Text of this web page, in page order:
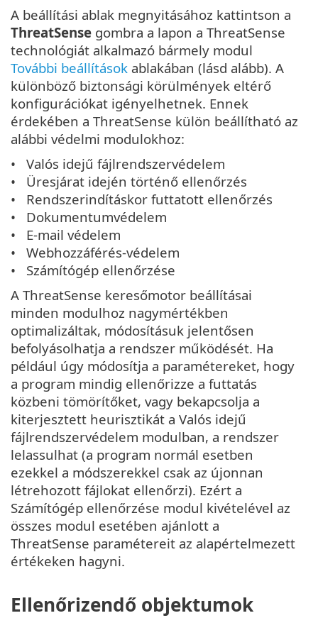
A beállítási ablak megnyitásához kattintson a
ThreatSense gombra a lapon a ThreatSense
technológiát alkalmazó bármely modul
További beállítások ablakában (lásd alább). A
különböző biztonsági körülmények eltérő
konfigurációkat igényelhetnek. Ennek
érdekében a ThreatSense külön beállítható az
alábbi védelmi modulokhoz:
Valós idejű fájlrendszervédelem
Üresjárat idején történő ellenőrzés
Rendszerindításkor futtatott ellenőrzés
Dokumentumvédelem
E-mail védelem
Webhozzáférés-védelem
Számítógép ellenőrzése
A ThreatSense keresőmotor beállításai
minden modulhoz nagymértékben
optimalizáltak, módosításuk jelentősen
befolyásolhatja a rendszer működését. Ha
például úgy módosítja a paramétereket, hogy
a program mindig ellenőrizze a futtatás
közbeni tömörítőket, vagy bekapcsolja a
kiterjesztett heurisztikát a Valós idejű
fájlrendszervédelem modulban, a rendszer
lelassulhat (a program normál esetben
ezekkel a módszerekkel csak az újonnan
létrehozott fájlokat ellenőrzi). Ezért a
Számítógép ellenőrzése modul kivételével az
összes modul esetében ajánlott a
ThreatSense paramétereit az alapértelmezett
értékeken hagyni.
Ellenőrizendő objektumok